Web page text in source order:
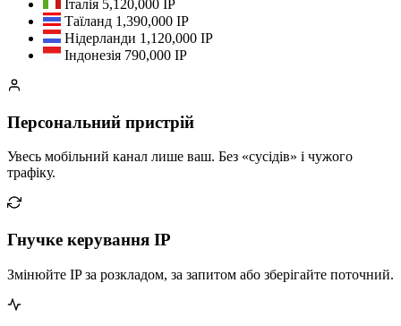
Італія 5,120,000 IP
Таїланд 1,390,000 IP
Нідерланди 1,120,000 IP
Індонезія 790,000 IP
Персональний пристрій
Увесь мобільний канал лише ваш. Без «сусідів» і чужого
трафіку.
Гнучке керування IP
Змінюйте IP за розкладом, за запитом або зберігайте поточний.